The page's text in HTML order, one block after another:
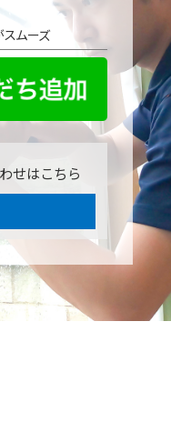
スムーズ
せはこちら